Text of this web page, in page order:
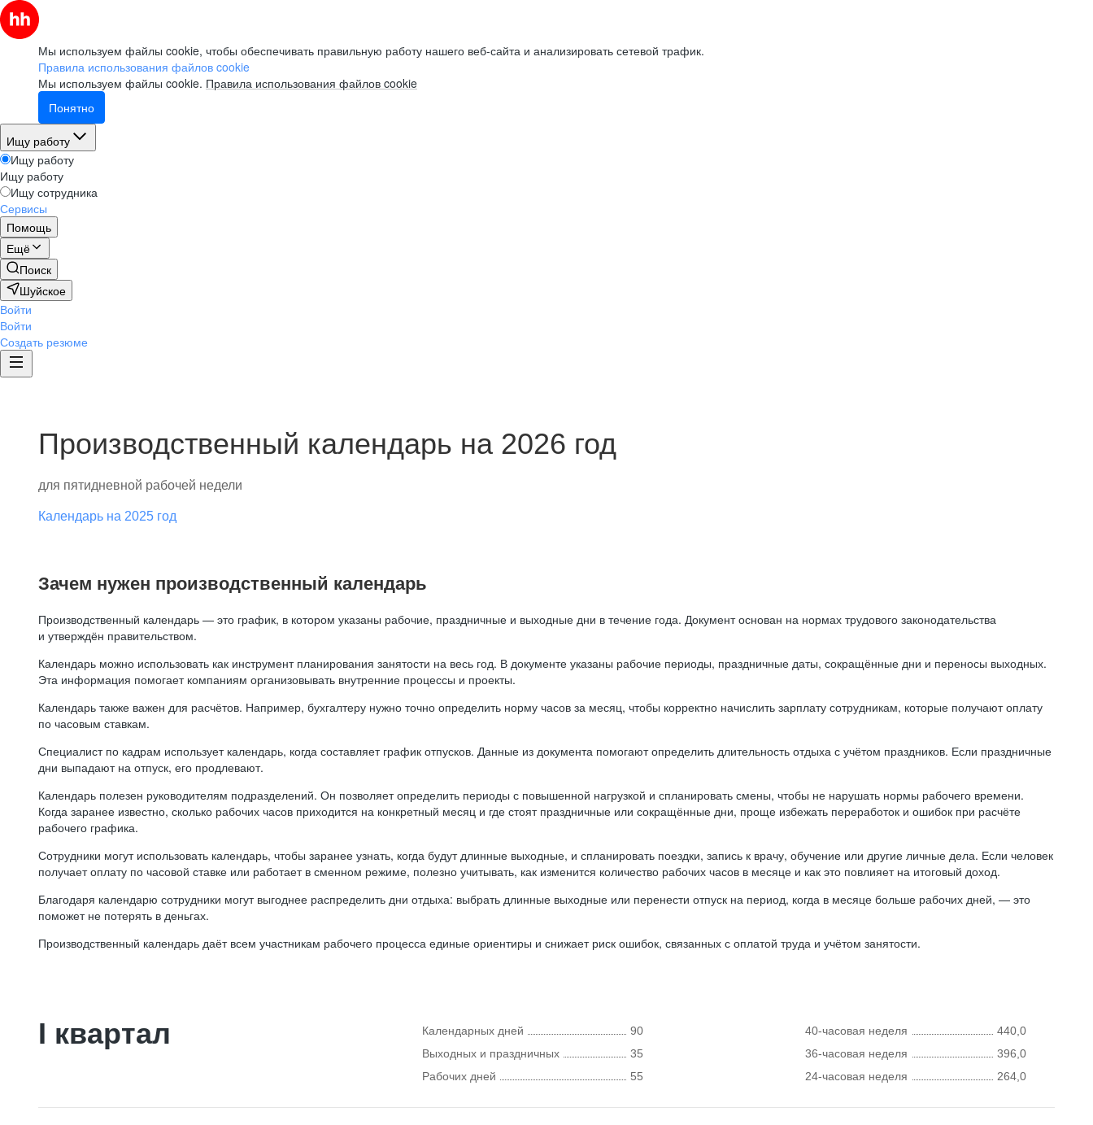
Мы используем файлы cookie, чтобы обеспечивать правильную работу нашего веб-сайта и анализировать сетевой трафик.
Правила использования файлов cookie
Мы используем файлы cookie. Правила использования файлов cookie
Понятно
Ищу работу
Ищу работу
Ищу работу
Ищу сотрудника
Сервисы
Помощь
Ещё
Поиск
Шуйское
Войти
Войти
Создать резюме
Производственный календарь на 2026 год
для пятидневной рабочей недели
Календарь на 2025 год
Зачем нужен производственный календарь
Производственный календарь — это график, в котором указаны рабочие, праздничные и выходные дни в течение года. Документ основан на нормах трудового законодательства
и утверждён правительством.
Календарь можно использовать как инструмент планирования занятости на весь год. В документе указаны рабочие периоды, праздничные даты, сокращённые дни и переносы выходных.
Эта информация помогает компаниям организовывать внутренние процессы и проекты.
Календарь также важен для расчётов. Например, бухгалтеру нужно точно определить норму часов за месяц, чтобы корректно начислить зарплату сотрудникам, которые получают оплату
по часовым ставкам.
Специалист по кадрам использует календарь, когда составляет график отпусков. Данные из документа помогают определить длительность отдыха с учётом праздников. Если праздничные
дни выпадают на отпуск, его продлевают.
Календарь полезен руководителям подразделений. Он позволяет определить периоды с повышенной нагрузкой и спланировать смены, чтобы не нарушать нормы рабочего времени.
Когда заранее известно, сколько рабочих часов приходится на конкретный месяц и где стоят праздничные или сокращённые дни, проще избежать переработок и ошибок при расчёте
рабочего графика.
Сотрудники могут использовать календарь, чтобы заранее узнать, когда будут длинные выходные, и спланировать поездки, запись к врачу, обучение или другие личные дела. Если человек
получает оплату по часовой ставке или работает в сменном режиме, полезно учитывать, как изменится количество рабочих часов в месяце и как это повлияет на итоговый доход.
Благодаря календарю сотрудники могут выгоднее распределить дни отдыха: выбрать длинные выходные или перенести отпуск на период, когда в месяце больше рабочих дней, — это
поможет не потерять в деньгах.
Производственный календарь даёт всем участникам рабочего процесса единые ориентиры и снижает риск ошибок, связанных с оплатой труда и учётом занятости.
I квартал Календарных дней
90
Выходных и праздничных
35
Рабочих дней
55
40-часовая неделя
440,0
36-часовая неделя
396,0
24-часовая неделя
264,0